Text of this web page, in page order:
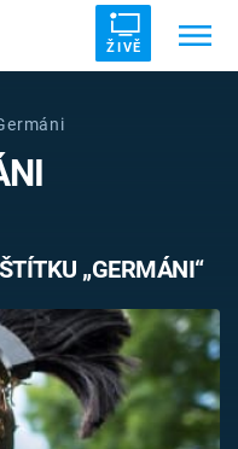
ŽIVĚ
SVĚTOVÁ VÁLKA
„GERMÁNI“